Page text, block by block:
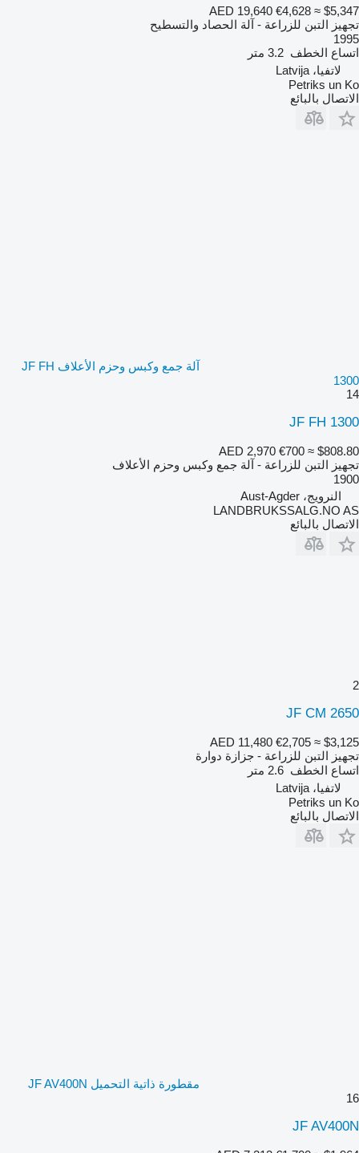
AED 19,640 €4,628 ≈ $5,347
تجهيز التبن للزراعة - آلة الحصاد والتسطيح
1995
اتساع الخطف 3.2 متر
لاتفيا، Latvija
Petriks un Ko
الاتصال بالبائع
آلة جمع وكبس وحزم الأعلاف JF FH
1300
14
JF FH 1300
AED 2,970 €700 ≈ $808.80
تجهيز التبن للزراعة - آلة جمع وكبس وحزم الأعلاف
1900
النرويج، Aust-Agder
LANDBRUKSSALG.NO AS
الاتصال بالبائع
2
JF CM 2650
AED 11,480 €2,705 ≈ $3,125
تجهيز التبن للزراعة - جزازة دوارة
اتساع الخطف 2.6 متر
لاتفيا، Latvija
Petriks un Ko
الاتصال بالبائع
مقطورة ذاتية التحميل JF AV400N
16
JF AV400N